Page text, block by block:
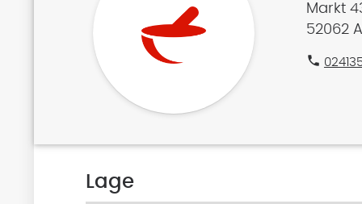
Markt
52062
phone
Lage